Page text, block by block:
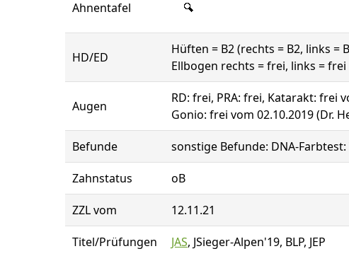
Ahnentafel
HD/ED
Hüften = B2 (rechts = B2, links =
Ellbogen rechts = frei, links = frei
Augen
RD: frei, PRA: frei, Katarakt: frei
Gonio: frei vom 02.10.2019 (Dr.
Befunde sonstige Befunde: DNA-Farbtest:
Zahnstatus oB
ZZL vom 12.11.21
Titel/Prüfungen JAS, JSieger-Alpen'19, BLP, JEP